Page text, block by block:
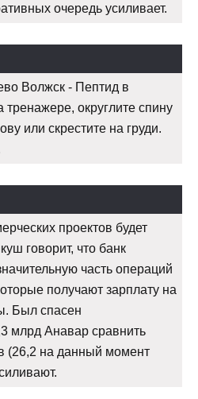
очередь усиливает.
Волжск - Пептид в
тренажере, округлите спину
или скрестите на груди.
проектов будет
говорит, что банк
часть операций
получают зарплату на
Был спасен
млрд Анавар сравнить
(26,2 на данный момент